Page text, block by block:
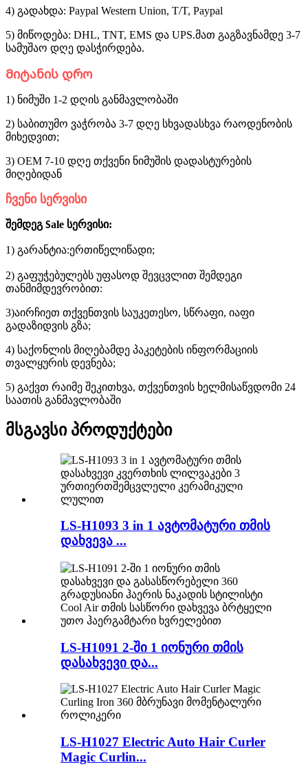
4) გადახდა: Paypal Western Union, T/T, Paypal
5) მიწოდება: DHL, TNT, EMS და UPS.მათ გაგზავნამდე 3-7
სამუშაო დღე დასჭირდება.
Მიტანის დრო
1) ნიმუში 1-2 დღის განმავლობაში
2) საბითუმო ვაჭრობა 3-7 დღე სხვადასხვა რაოდენობის
მიხედვით;
3) OEM 7-10 დღე თქვენი ნიმუშის დადასტურების
მიღებიდან
ჩვენი სერვისი
შემდეგ Sale სერვისი:
1) გარანტია:ერთიწელიწადი;
2) გაფუჭებულებს უფასოდ შევცვლით შემდეგი
თანმიმდევრობით:
3)აირჩიეთ თქვენთვის საუკეთესო, სწრაფი, იაფი
გადაზიდვის გზა;
4) საქონლის მიღებამდე პაკეტების ინფორმაციის
თვალყურის დევნება;
5) გაქვთ რაიმე შეკითხვა, თქვენთვის ხელმისაწვდომი 24
საათის განმავლობაში
მსგავსი პროდუქტები
LS-H1093 3 in 1 ავტომატური თმის
დახვევა ...
LS-H1091 2-ში 1 იონური თმის
დასახვევი და...
LS-H1027 Electric Auto Hair Curler
Magic Curlin...